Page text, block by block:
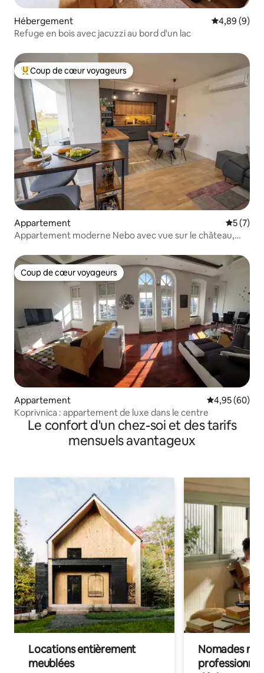
Hébergement Évaluation
4,89 (9)
Refuge en bois avec jacuzzi au bord d'un lac
Coups de cœur voyageurs les plus appréciés
Coup de cœur voyageurs
Appartement
5 (7)
Appartement moderne Nebo avec vue sur le château,
Coup de cœur voyageurs
Coup de cœur voyageurs
Appartement Évaluation
4,95 (60)
Koprivnica : appartement de luxe dans le centre
Le confort d'un chez-soi et des tarifs
mensuels avantageux
Locations entièrement
meublées
Nomades